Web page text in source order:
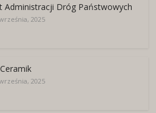
Administracji Dróg Państwowych
2025
2025